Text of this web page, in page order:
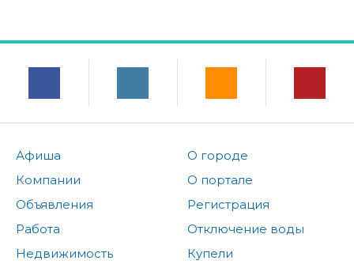
Афиша
Компании
Объявления
Работа
Недвижимость
О городе
О портале
Регистрация
Отключение воды
Купели